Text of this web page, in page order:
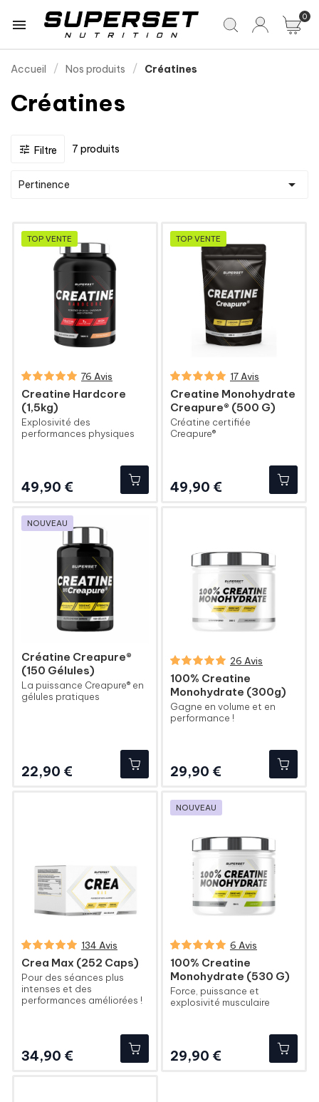
 0
Accueil Nos produits Créatines
Créatines
 Filtre 7 produits
Pertinence 
TOP VENTE
76 Avis
Creatine Hardcore
(1,5kg)
Explosivité des
performances physiques
49,90 €
TOP VENTE
17 Avis
Creatine Monohydrate
Creapure® (500 G)
Créatine certifiée
Creapure®
49,90 €
NOUVEAU
Créatine Creapure®
(150 Gélules)
La puissance Creapure® en
gélules pratiques
22,90 €
26 Avis
100% Creatine
Monohydrate (300g)
Gagne en volume et en
performance !
29,90 €
134 Avis
Crea Max (252 Caps)
Pour des séances plus
intenses et des
performances améliorées !
34,90 €
NOUVEAU
6 Avis
100% Creatine
Monohydrate (530 G)
Force, puissance et
explosivité musculaire
29,90 €